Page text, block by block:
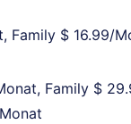
Family $ 16.99/
Family $